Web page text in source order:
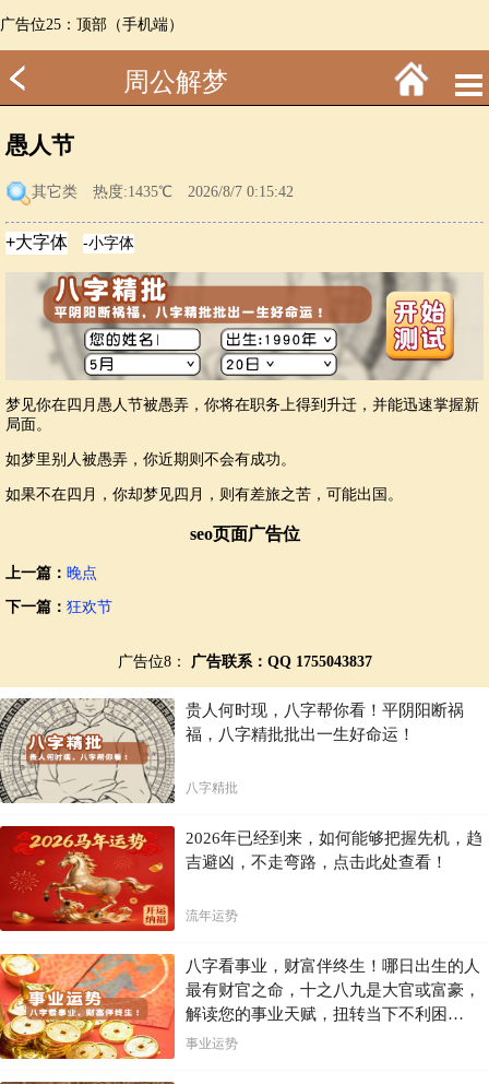
广告位25：顶部（手机端）
周公解梦
愚人节
其它类 热度:1435℃ 2026/8/7 0:15:42
梦见你在四月愚人节被愚弄，你将在职务上得到升迁，并能迅速掌握新
局面。
如梦里别人被愚弄，你近期则不会有成功。
如果不在四月，你却梦见四月，则有差旅之苦，可能出国。
seo页面广告位
上一篇： 晚点
下一篇： 狂欢节
广告位8： 广告联系：QQ 1755043837
贵人何时现，八字帮你看！平阴阳断祸
福，八字精批批出一生好命运！
八字精批
2026年已经到来，如何能够把握先机，趋
吉避凶，不走弯路，点击此处查看！
流年运势
八字看事业，财富伴终生！哪日出生的人
最有财官之命，十之八九是大官或富豪，
解读您的事业天赋，扭转当下不利困
局！！
事业运势